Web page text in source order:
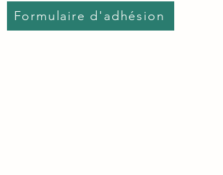
Formulaire d'adhésion